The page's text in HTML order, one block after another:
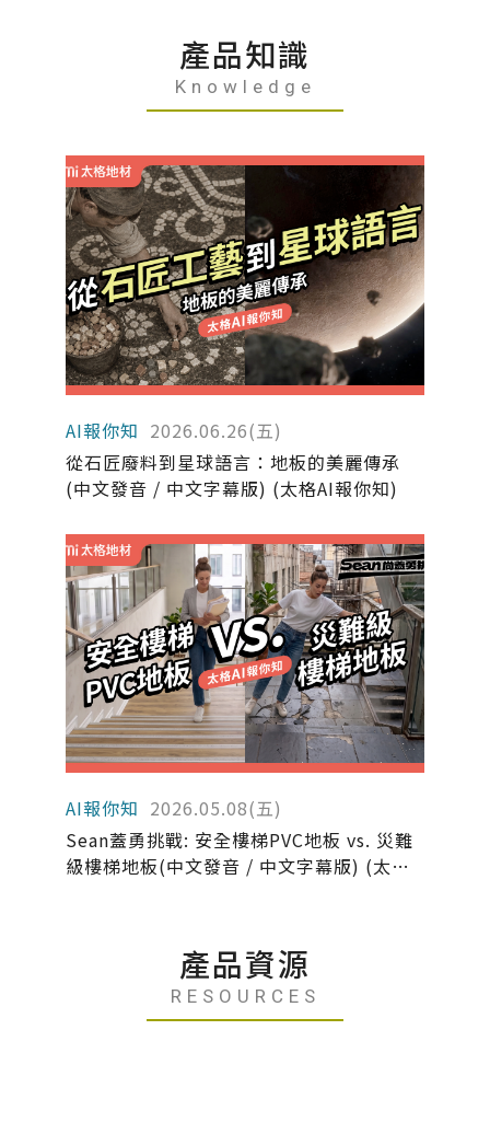
產品知識
Knowledge
AI報你知 2026.06.26(五)
從石匠廢料到星球語言：地板的美麗傳承
(中文發音 / 中文字幕版) (太格AI報你知)
AI報你知 2026.05.08(五)
Sean蓋勇挑戰: 安全樓梯PVC地板 vs. 災難
級樓梯地板(中文發音 / 中文字幕版) (太格
產品資源
RESOURCES